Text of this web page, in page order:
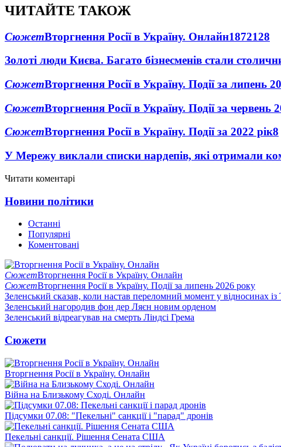
ЧИТАЙТЕ ТАКОЖ
СюжетВторгнення Росії в Україну. Онлайн1872128
Золоті люди Києва. Багато бізнесменів стали
СюжетВторгнення Росії в Україну. Події за липень
СюжетВторгнення Росії в Україну. Події за червень
СюжетВторгнення Росії в Україну. Події за 2022 рік8
У Мережу виклали списки нардепів, які отримали
Читати коментарі
Новини політики
Останні
Популярні
Коментовані
СюжетВторгнення Росії в Україну. Онлайн
СюжетВторгнення Росії в Україну. Події за липень 2026 року
Зеленський сказав, коли настав переломний момент у відносинах
Зеленський нагородив фон дер Ляєн новим орденом
Зеленський відреагував на смерть Ліндсі Грема
Сюжети
Вторгнення Росії в Україну. Онлайн
Війна на Близькому Сході. Онлайн
Підсумки 07.08: "Пекельні" санкції і "парад" дронів
Пекельні санкції. Рішення Сената США